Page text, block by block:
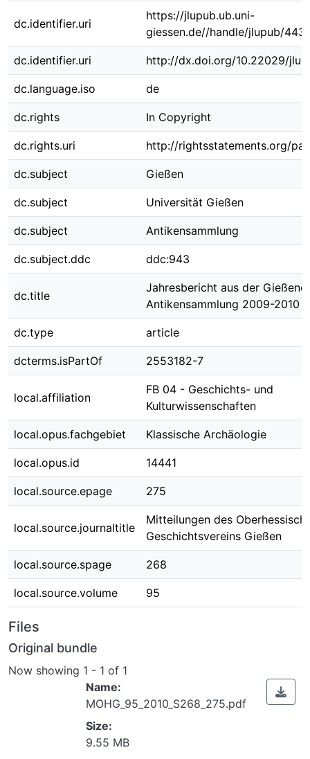
dc.identifier.uri
https://jlupub.ub.uni-
giessen.de//handle/jlupub/
dc.identifier.uri http://dx.doi.org/10.22029/
dc.language.iso de
dc.rights In Copyright
dc.rights.uri http://rightsstatements.org/
dc.subject Gießen
dc.subject Universität Gießen
dc.subject Antikensammlung
dc.subject.ddc ddc:943
dc.title
Jahresbericht aus der Gießener
Antikensammlung 2009-2010
dc.type article
dcterms.isPartOf 2553182-7
local.affiliation
FB 04 - Geschichts- und
Kulturwissenschaften
local.opus.fachgebiet Klassische Archäologie
local.opus.id 14441
local.source.epage 275
local.source.journaltitle
Mitteilungen des
Geschichtsvereins Gießen
local.source.spage 268
local.source.volume 95
Files
Original bundle
Now showing 1 - 1 of 1
Name:
MOHG_95_2010_S268_275.pdf
Size:
9.55 MB